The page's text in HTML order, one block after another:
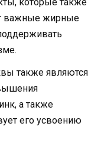
важные жирные
также являются
а также
его усвоению